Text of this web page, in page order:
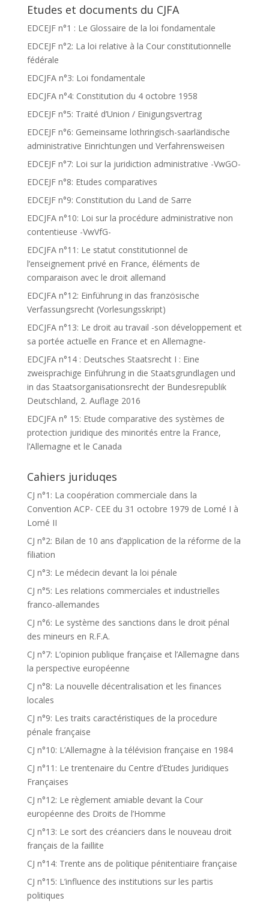
Etudes et documents du CJFA
EDCEJF n°1 : Le Glossaire de la loi fondamentale
EDCEJF n°2: La loi relative à la Cour constitutionnelle
fédérale
EDCJFA n°3: Loi fondamentale
EDCJFA n°4: Constitution du 4 octobre 1958
EDCEJF n°5: Traité d’Union / Einigungsvertrag
EDCEJF n°6: Gemeinsame lothringisch-saarländische
administrative Einrichtungen und Verfahrensweisen
EDCEJF n°7: Loi sur la juridiction administrative -VwGO-
EDCEJF n°8: Etudes comparatives
EDCEJF n°9: Constitution du Land de Sarre
EDCJFA n°10: Loi sur la procédure administrative non
contentieuse -VwVfG-
EDCJFA n°11: Le statut constitutionnel de
l’enseignement privé en France, éléments de
comparaison avec le droit allemand
EDCJFA n°12: Einführung in das französische
Verfassungsrecht (Vorlesungsskript)
EDCJFA n°13: Le droit au travail -son développement et
sa portée actuelle en France et en Allemagne-
EDCJFA n°14 : Deutsches Staatsrecht I : Eine
zweisprachige Einführung in die Staatsgrundlagen und
in das Staatsorganisationsrecht der Bundesrepublik
Deutschland, 2. Auflage 2016
EDCJFA n° 15: Etude comparative des systèmes de
protection juridique des minorités entre la France,
l’Allemagne et le Canada
Cahiers juriduqes
CJ n°1: La coopération commerciale dans la
Convention ACP- CEE du 31 octobre 1979 de Lomé I à
Lomé II
CJ n°2: Bilan de 10 ans d’application de la réforme de la
filiation
CJ n°3: Le médecin devant la loi pénale
CJ n°5: Les relations commerciales et industrielles
franco-allemandes
CJ n°6: Le système des sanctions dans le droit pénal
des mineurs en R.F.A.
CJ n°7: L’opinion publique française et l’Allemagne dans
la perspective européenne
CJ n°8: La nouvelle décentralisation et les finances
locales
CJ n°9: Les traits caractéristiques de la procedure
pénale française
CJ n°10: L’Allemagne à la télévision française en 1984
CJ n°11: Le trentenaire du Centre d’Etudes Juridiques
Françaises
CJ n°12: Le règlement amiable devant la Cour
européenne des Droits de l’Homme
CJ n°13: Le sort des créanciers dans le nouveau droit
français de la faillite
CJ n°14: Trente ans de politique pénitentiaire française
CJ n°15: L’influence des institutions sur les partis
politiques